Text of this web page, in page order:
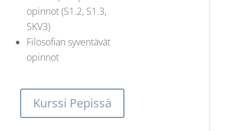
opinnot (S1.2, S1.3,
SKV3)
Filosofian syventävät
opinnot
Kurssi Pepissä